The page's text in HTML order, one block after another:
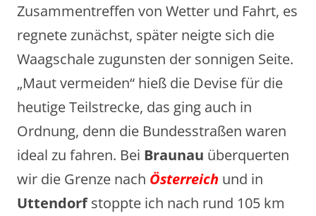
Zusammentreffen von Wetter und Fahrt, es
regnete zunächst, später neigte sich die
Waagschale zugunsten der sonnigen Seite.
„Maut vermeiden“ hieß die Devise für die
heutige Teilstrecke, das ging auch in
Ordnung, denn die Bundesstraßen waren
ideal zu fahren. Bei Braunau überquerten
wir die Grenze nach Österreich und in
Uttendorfstoppte ich nach rund 105 km